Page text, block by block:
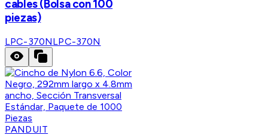
cables (Bolsa con 100
piezas)
LPC-370NLPC-370N
PANDUIT